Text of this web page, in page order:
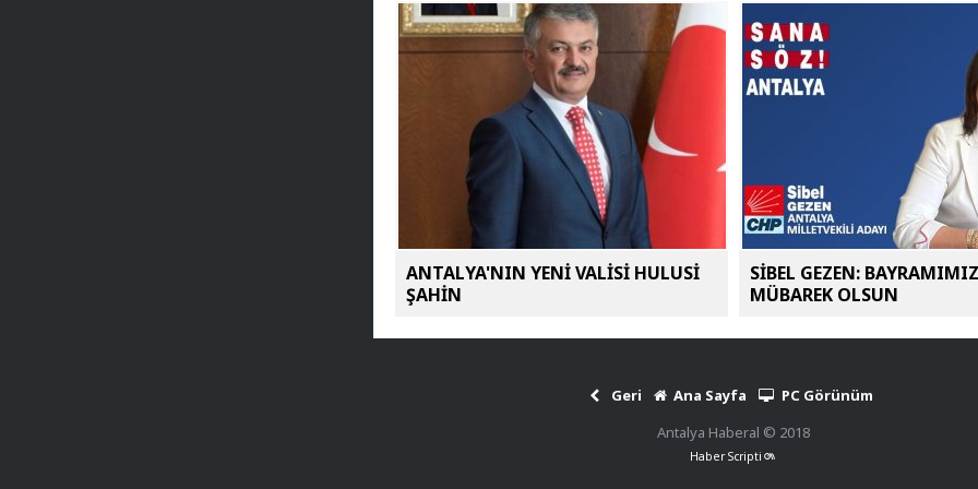
ANTALYA'NIN YENİ VALİSİ HULUSİ
ŞAHİN
SİBEL GEZEN: BAYRAMIMIZ
MÜBAREK OLSUN
Geri Ana Sayfa
PC Görünüm
Antalya Haberal © 2018
Haber Scripti